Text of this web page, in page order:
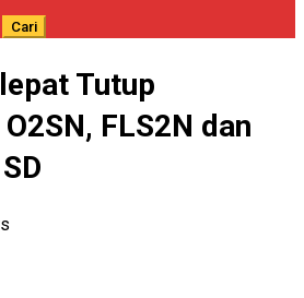
Tutup
FLS2N dan